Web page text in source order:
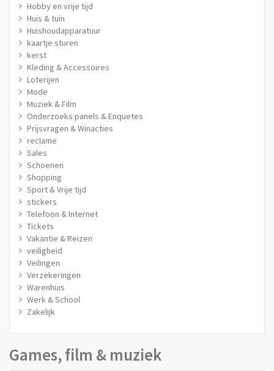
Hobby en vrije tijd
Huis & tuin
Huishoudapparatuur
kaartje sturen
kerst
Kleding & Accessoires
Loterijen
Mode
Muziek & Film
Onderzoeks panels & Enquetes
Prijsvragen & Winacties
reclame
Sales
Schoenen
Shopping
Sport & Vrije tijd
stickers
Telefoon & Internet
Tickets
Vakantie & Reizen
veiligheid
Veilingen
Verzekeringen
Warenhuis
Werk & School
Zakelijk
Games, film & muziek